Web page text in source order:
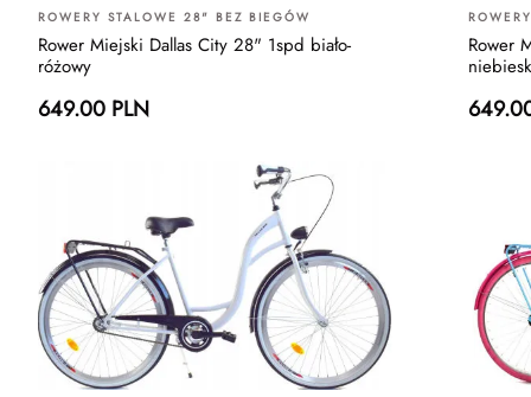
ROWERY STALOWE 28" BEZ BIEGÓW
Rower Miejski Dallas City 28" 1spd biało-
różowy
649.00 PLN
Rower